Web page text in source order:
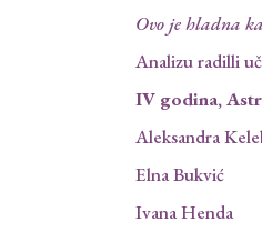
Ovo je hladna
Analizu radilli
IV godina,
Aleksandra
Elna Bukvić
Ivana Henda